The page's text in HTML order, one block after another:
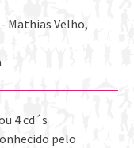
Mathias Velho,
4 cd´s
pelo